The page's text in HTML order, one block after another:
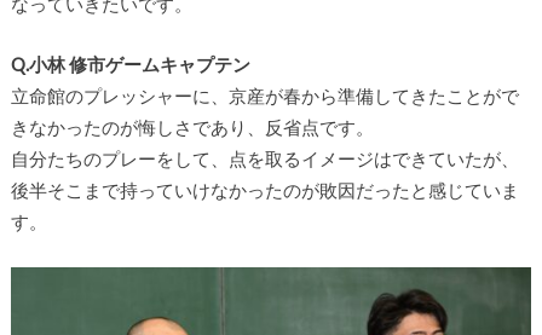
Q.小林 修市ゲームキャプテン
立命館のプレッシャーに、京産が春から準備してきたことがで
きなかったのが悔しさであり、反省点です。
自分たちのプレーをして、点を取るイメージはできていたが、
後半そこまで持っていけなかったのが敗因だったと感じていま
す。